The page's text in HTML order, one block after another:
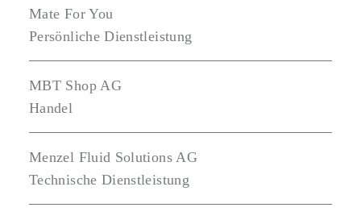
Mate For You
Persönliche Dienstleistung
MBT Shop AG
Handel
Menzel Fluid Solutions AG
Technische Dienstleistung